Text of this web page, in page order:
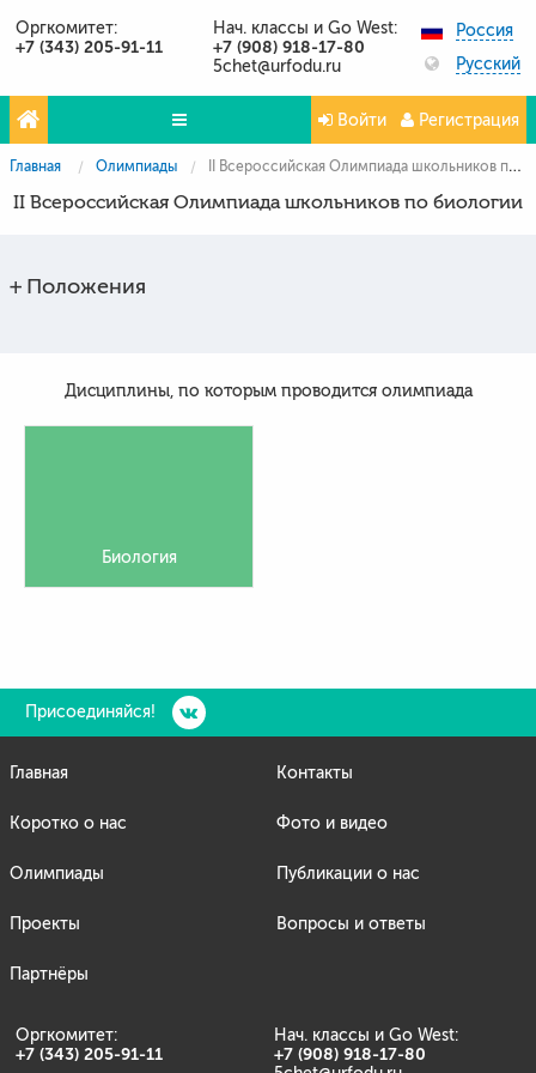
Оргкомитет: Нач. классы и Go West:
+7 (343) 205-91-11 +7 (908) 918-17-80
5chet@urfodu.ru
Россия
Русский
Олимпиады
Проекты
Войти Регистрация
Главная Олимпиады II Всероссийская Олимпиада школьников по биологии
II Всероссийская Олимпиада школьников по биологии
Положения
Дисциплины, по которым проводится олимпиада
Биология
Присоединяйся!
Главная
Коротко о нас
Олимпиады
Проекты
Партнёры
Контакты
Фото и видео
Публикации о нас
Вопросы и ответы
Оргкомитет: Нач. классы и Go West:
+7 (343) 205-91-11 +7 (908) 918-17-80